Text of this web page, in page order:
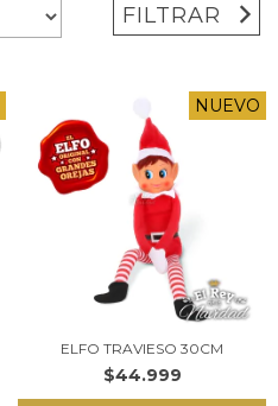
FILTRAR
NUEVO
ELFO TRAVIESO 30CM
$44.999